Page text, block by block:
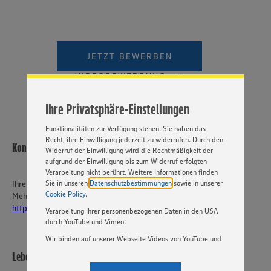
Ihre Privatsphäre-Einstellungen
ermöglichen. Wir verwenden Ihre Daten, um unsere
Website zu personalisieren und Ihnen möglichst relevante
Cookies und anderer Technologien ist freiwillig und kann
„EINSTELLUNGEN ÄNDERN”. Bitte beachten Sie, dass auf
Basis Ihrer Einstellungen ggf. nicht mehr alle
Funktionalitäten zur Verfügung stehen. Sie haben das
Recht, ihre Einwilligung jederzeit zu widerrufen. Durch den
Widerruf der Einwilligung wird die Rechtmäßigkeit der
aufgrund der Einwilligung bis zum Widerruf erfolgten
Verarbeitung nicht berührt. Weitere Informationen finden
Sie in unseren Datenschutzbestimmungen sowie in unserer
Cookie Policy.
Verarbeitung Ihrer personenbezogenen Daten in den USA
durch YouTube und Vimeo:
Wir binden auf unserer Webseite Videos von YouTube und
Einstellungen bezüglich YouTube und Vimeo zu ändern,
JETZT BEWERBEN
VIDEOBEWERBUNG
Kontakt
Ihre Ansprechperson
Mehr über EDEKA Südwest:
https://karriere-edeka.de/
Lebensmittelmärkte Strecker KG